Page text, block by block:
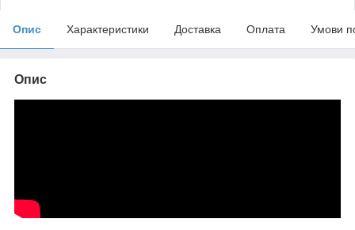
Опис Характеристики Доставка Оплата Умови
Опис